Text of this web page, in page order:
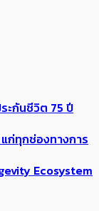
ะกันชีวิต 75 ปี
ก่ทุกช่องทางการ
Ecosystem